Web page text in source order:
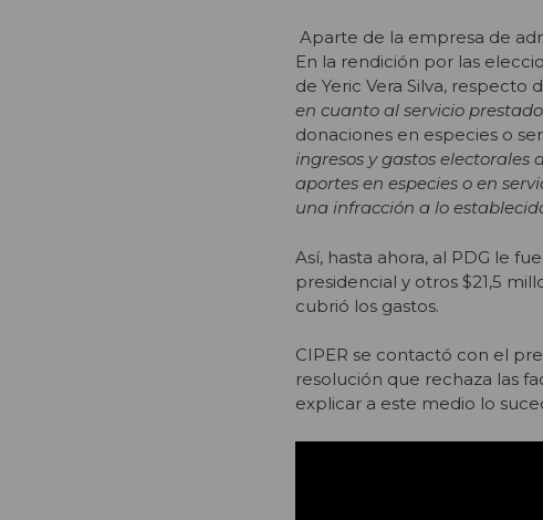
Aparte de la empresa de
En la rendición por las
de Yeric Vera Silva, respecto
en cuanto al servicio prestado
donaciones en especies o
ingresos y gastos electorales
aportes en especies o en
una infracción a lo
Así, hasta ahora, al PDG le
presidencial y otros $21,5
cubrió los gastos.
CIPER se contactó con el
resolución que rechaza las
explicar a este medio lo